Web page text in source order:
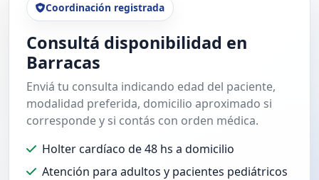
Coordinación registrada
Consultá disponibilidad en
Barracas
Enviá tu consulta indicando edad del paciente,
modalidad preferida, domicilio aproximado si
corresponde y si contás con orden médica.
Holter cardíaco de 48 hs a domicilio
Atención para adultos y pacientes pediátricos